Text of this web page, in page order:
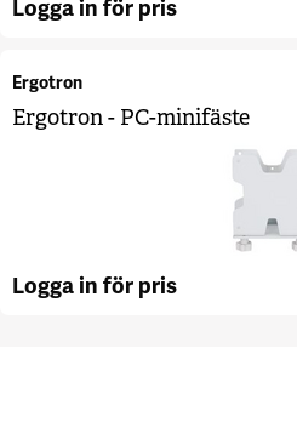
Logga in för pris
Ergotron
Ergotron - PC-minifäste
Logga in för pris